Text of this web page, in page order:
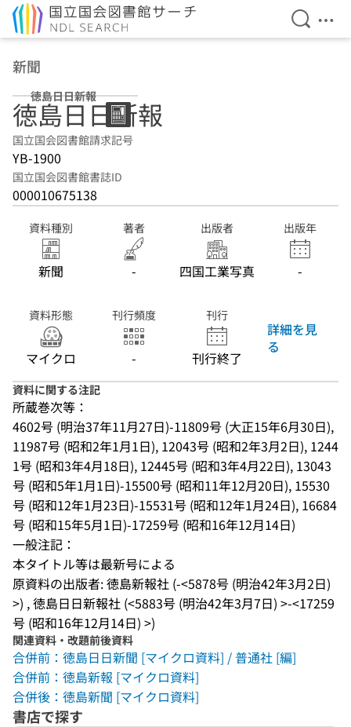
検索を
メ
新聞
徳島日日新報
徳島日日新報
国立国会図書館請求記号
YB-1900
国立国会図書館書誌ID
000010675138
資料種別
新聞
著者
-
出版者
四国工業写真
出版年
-
資料形態
マイクロ
刊行頻度
-
刊行
刊行終了
詳細を見
る
資料に関する注記
所蔵巻次等：
4602号 (明治37年11月27日)-11809号 (大正15年6月30日),
11987号 (昭和2年1月1日), 12043号 (昭和2年3月2日), 1244
1号 (昭和3年4月18日), 12445号 (昭和3年4月22日), 13043
号 (昭和5年1月1日)-15500号 (昭和11年12月20日), 15530
号 (昭和12年1月23日)-15531号 (昭和12年1月24日), 16684
号 (昭和15年5月1日)-17259号 (昭和16年12月14日)
一般注記：
本タイトル等は最新号による
原資料の出版者: 徳島新報社 (-<5878号 (明治42年3月2日)
>) , 徳島日日新報社 (<5883号 (明治42年3月7日) >-<17259
号 (昭和16年12月14日) >)
関連資料・改題前後資料
合併前：徳島日日新聞 [マイクロ資料] / 普通社 [編]
合併前：徳島新報 [マイクロ資料]
合併後：徳島新聞 [マイクロ資料]
書店で探す